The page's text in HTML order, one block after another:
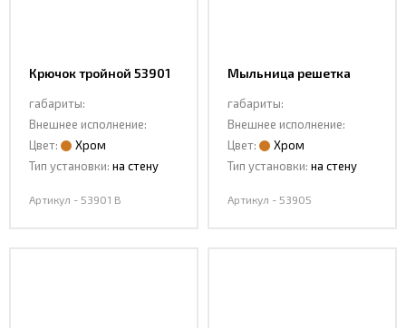
Крючок тройной 53901
габариты:
Внешнее исполнение:
Цвет:
Хром
Тип установки: на стену
Артикул - 53901 B
Мыльница решетка
габариты:
Внешнее исполнение:
Цвет:
Хром
Тип установки: на стену
Артикул - 53905